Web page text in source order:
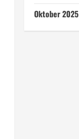
Oktober 2025